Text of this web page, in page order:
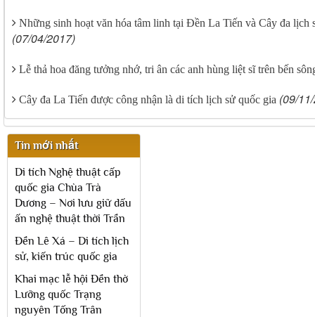
Những sinh hoạt văn hóa tâm linh tại Đền La Tiến và Cây đa
(07/04/2017)
Lễ thả hoa đăng tưởng nhớ, tri ân các anh hùng liệt sĩ trên bến
Cây đa La Tiến được công nhận là di tích lịch sử quốc gia (09/
Tin mới nhất
Di tích Nghệ thuật cấp
quốc gia Chùa Trà
Dương – Nơi lưu giữ dấu
ấn nghệ thuật thời Trần
Đền Lê Xá – Di tích lịch
sử, kiến trúc quốc gia
Khai mạc lễ hội Đền thờ
Lưỡng quốc Trạng
nguyên Tống Trân